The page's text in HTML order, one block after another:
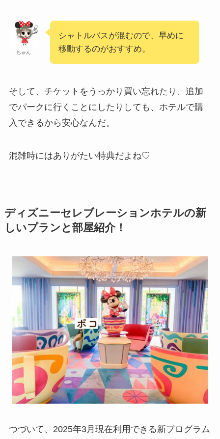
ちゅん
シャトルバスが混むので、早めに
移動するのがおすすめ。
そして、チケットをうっかり買い忘れたり、追加
でパークに行くことにしたりしても、ホテルで購
入できるから安心なんだ。
混雑時にはありがたい特典だよね♡
ディズニーセレブレーションホテルの新
しいプランと部屋紹介！
つづいて、2025年3月現在利用できる新プログラム